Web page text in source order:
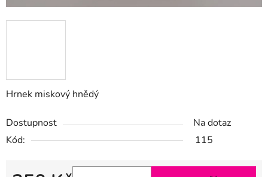
Hrnek miskový hnědý
Dostupnost
Na dotaz
Kód:
115